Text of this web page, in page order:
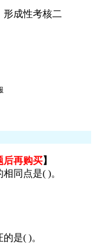
形成性考核二
后再购买】
同点是( )。
是( )。